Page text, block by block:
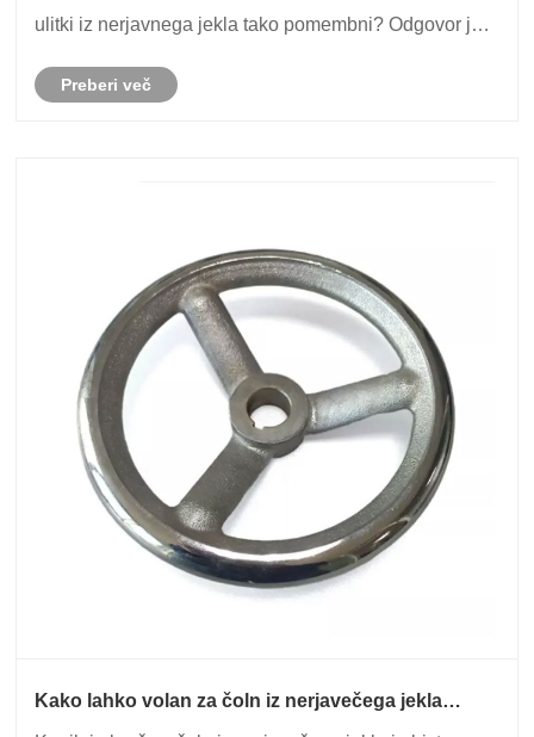
ulitki iz nerjavnega jekla tako pomembni? Odgovor je v
prilagodljivosti obdelave. Zaradi teh l......
Preberi več
Kako lahko volan za čoln iz nerjavečega jekla